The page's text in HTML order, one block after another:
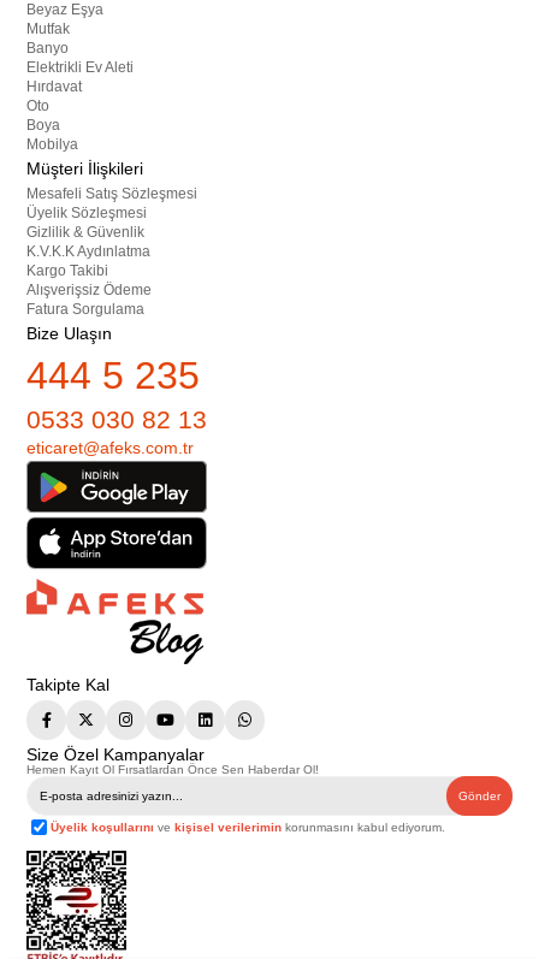
Beyaz Eşya
Mutfak
Banyo
Elektrikli Ev Aleti
Hırdavat
Oto
Boya
Mobilya
Müşteri İlişkileri
Mesafeli Satış Sözleşmesi
Üyelik Sözleşmesi
Gizlilik & Güvenlik
K.V.K.K Aydınlatma
Kargo Takibi
Alışverişsiz Ödeme
Fatura Sorgulama
Bize Ulaşın
444 5 235
0533 030 82 13
eticaret@afeks.com.tr
Takipte Kal
Size Özel Kampanyalar
Hemen Kayıt Ol Fırsatlardan Önce Sen Haberdar Ol!
Gönder
Üyelik koşullarını vekişisel verilerimin korunmasını kabul ediyorum.